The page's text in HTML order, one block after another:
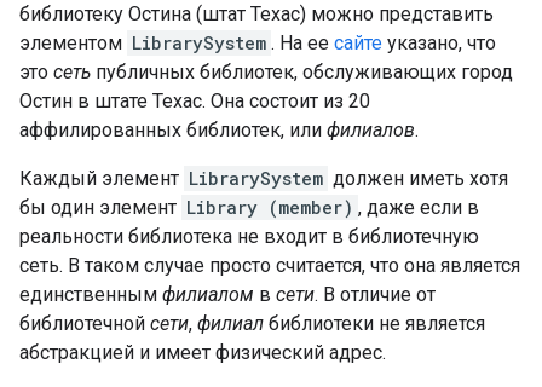
библиотеку Остина (штат Техас) можно представить
элементом LibrarySystem . На ее сайте указано, что
это сеть публичных библиотек, обслуживающих город
Остин в штате Техас. Она состоит из 20
аффилированных библиотек, или филиалов.
Каждый элемент LibrarySystem должен иметь хотя
бы один элемент Library (member) , даже если в
реальности библиотека не входит в библиотечную
сеть. В таком случае просто считается, что она является
единственным филиалом в сети. В отличие от
библиотечной сети, филиал библиотеки не является
абстракцией и имеет физический адрес.